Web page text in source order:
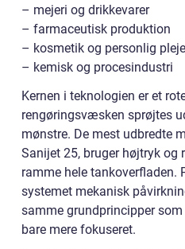
– mejeri og drikkevarer
– farmaceutisk produktion
– kosmetik og personlig pleje
– kemisk og procesindustri
Kernen i teknologien er et
rengøringsvæsken sprøjtes
mønstre. De mest udbredte
Sanijet 25, bruger højtryk og
ramme hele tankoverfladen.
systemet mekanisk
samme grundprincipper
bare mere fokuseret.